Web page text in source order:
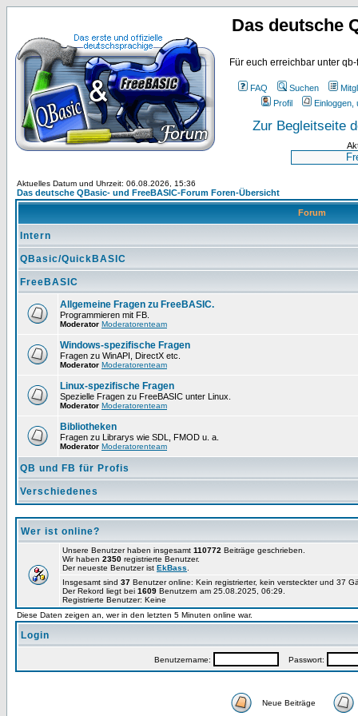
Das deutsche
Für euch erreichbar unter
FAQ Suchen
Profil
Einloggen,
Zur Begleitseite
Aktuelles Datum und Uhrzeit: 06.08.2026, 15:36
Das deutsche QBasic- und FreeBASIC-Forum Foren-Übersicht
Forum
Intern
QBasic/QuickBASIC
FreeBASIC
Allgemeine Fragen zu FreeBASIC.
Programmieren mit FB.
Moderator Moderatorenteam
Windows-spezifische Fragen
Fragen zu WinAPI, DirectX etc.
Moderator Moderatorenteam
Linux-spezifische Fragen
Spezielle Fragen zu FreeBASIC unter Linux.
Moderator Moderatorenteam
Bibliotheken
Fragen zu Librarys wie SDL, FMOD u. a.
Moderator Moderatorenteam
QB und FB für Profis
Verschiedenes
Wer ist online?
Unsere Benutzer haben insgesamt 110772 Beiträge geschrieben.
Wir haben 2350 registrierte Benutzer.
Der neueste Benutzer ist EkBass
Insgesamt sind 37 Benutzer online: Kein registrierter, kein versteckter und 37
Der Rekord liegt bei 1609 Benutzern am 25.08.2025, 06:29.
Registrierte Benutzer: Keine
Diese Daten zeigen an, wer in den letzten 5 Minuten online war.
Login
Benutzername: Passwort:
Neue Beiträge